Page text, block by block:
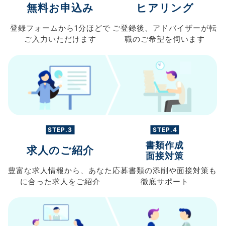
無料お申込み
登録フォームから 1分ほどで
ご入力 いただけます
ヒアリング
ご登録後、 アドバイザーが転
職のご希望を伺います
STEP.3
求人のご紹介
豊富な求人情報から、 あなた
に合った求人を ご紹介
STEP.4
書類作成
面接対策
応募書類の添削や面接対策も
徹底サポート